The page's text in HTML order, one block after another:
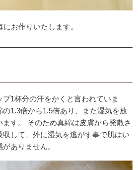
お作りいたします。
1杯分の汗をかくと言われていま
1.3倍から1.5倍あり、また湿気を放
す。 そのため真綿は皮膚から発散さ
して、外に湿気を逃がす事で肌はい
ありません。